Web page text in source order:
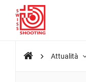
Attualità